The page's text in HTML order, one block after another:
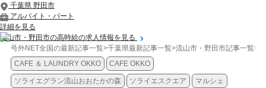
千葉県 野田市
アルバイト・パート
詳細を見る
流山市・野田市の高時給の求人情報を見る
号外NET全国の最新記事一覧>千葉県最新記事一覧>流山市・野田市記事一覧>
CAFE ＆ LAUNDRY OKKO
CAFE OKKO
ソライエグラン流山おおたかの森 ソライエスクエア マルシェ